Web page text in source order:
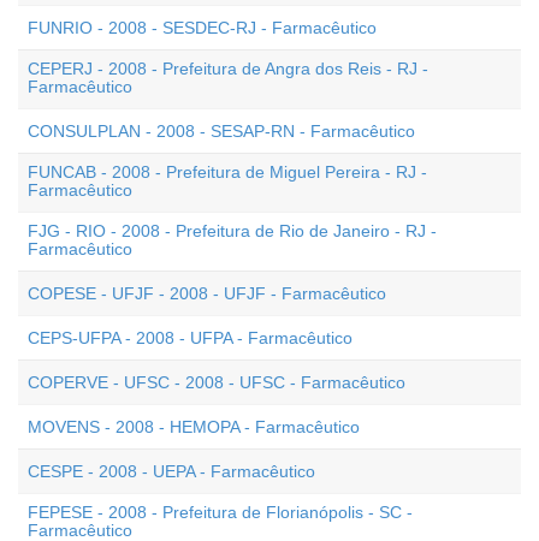
FUNRIO - 2008 - SESDEC-RJ - Farmacêutico
CEPERJ - 2008 - Prefeitura de Angra dos Reis - RJ -
Farmacêutico
CONSULPLAN - 2008 - SESAP-RN - Farmacêutico
FUNCAB - 2008 - Prefeitura de Miguel Pereira - RJ -
Farmacêutico
FJG - RIO - 2008 - Prefeitura de Rio de Janeiro - RJ -
Farmacêutico
COPESE - UFJF - 2008 - UFJF - Farmacêutico
CEPS-UFPA - 2008 - UFPA - Farmacêutico
COPERVE - UFSC - 2008 - UFSC - Farmacêutico
MOVENS - 2008 - HEMOPA - Farmacêutico
CESPE - 2008 - UEPA - Farmacêutico
FEPESE - 2008 - Prefeitura de Florianópolis - SC -
Farmacêutico